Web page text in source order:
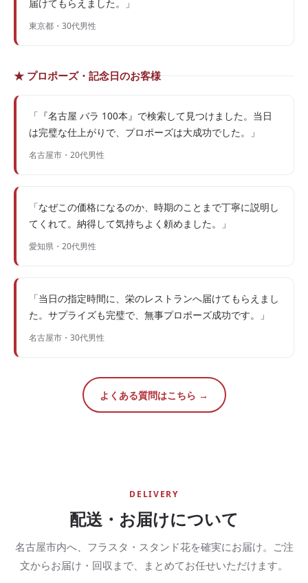
届けてもらえました。」
東京都・30代男性
★ プロポーズ・記念日のお客様
「『名古屋 バラ 100本』で検索して見つけました。当日
は完璧な仕上がりで、プロポーズは大成功でした。」
名古屋市・20代男性
「なぜこの価格になるのか、時期のことまで丁寧に説明し
てくれて。納得して気持ちよく頼めました。」
愛知県・20代男性
「当日の指定時間に、栄のレストランへ届けてもらえまし
た。サプライズも完璧で、無事プロポーズ成功です。」
名古屋市・30代男性
よくある質問はこちら →
DELIVERY
配送・お届けについて
名古屋市内へ、フラスタ・スタンド花を確実にお届け。ご注
文からお届け・回収まで、まとめてお任せいただけます。